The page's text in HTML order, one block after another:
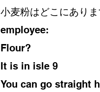
小麦粉はどこにありま
employee:
Flour?
It is in isle 9
You can go straight